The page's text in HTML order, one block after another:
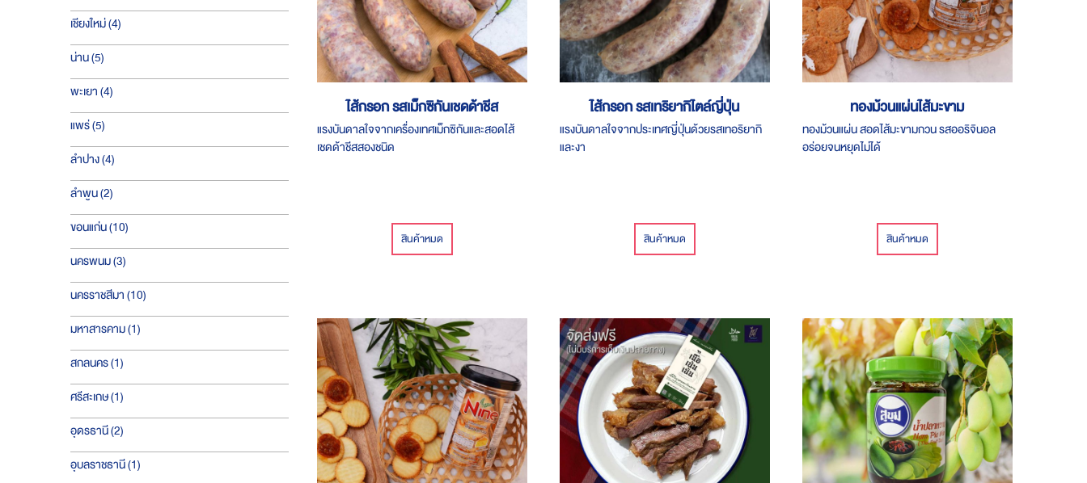
เชียงใหม่ 4ชิ้น
น่าน 5ชิ้น
พะเยา 4ชิ้น
แพร่ 5ชิ้น
ลำปาง 4ชิ้น
ลำพูน 2ชิ้น
ขอนแก่น 10ชิ้น
นครพนม 3ชิ้น
นครราชสีมา 10ชิ้น
มหาสารคาม 1ชิ้น
สกลนคร 1ชิ้น
ศรีสะเกษ 1ชิ้น
อุดรธานี 2ชิ้น
อุบลราชธานี 1ชิ้น
ไส้กรอก รสเม็กซิกันเชดด้าชีส
แรงบันดาลใจจากเครื่องเทศเม็กซิกันและสอดไส้
เชดด้าชีสสองชนิด
สินค้าหมด
ไส้กรอก รสเทริยากิไตล์ญี่ปุ่น
แรงบันดาลใจจากประเทศญี่ปุ่นด้วยรสเทอริยากิ
และงา
สินค้าหมด
ทองม้วนแผ่นไส้มะขาม
ทองม้วนแผ่น สอดไส้มะขามกวน รสออริจินอล
อร่อยจนหยุดไม่ได้
สินค้าหมด